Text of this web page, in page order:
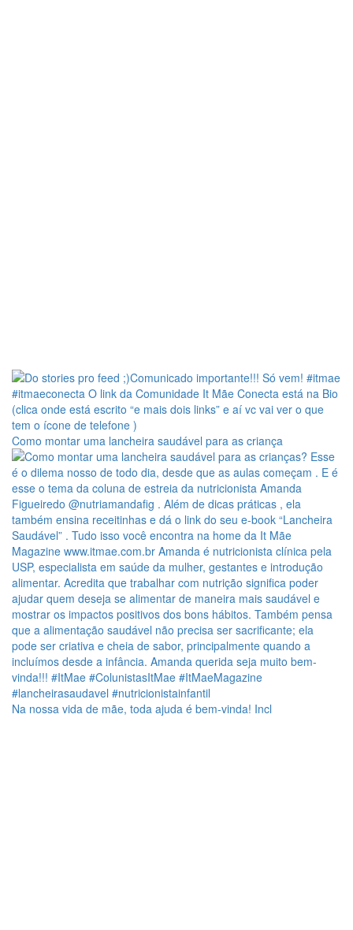
Como montar uma lancheira saudável para as criança
Na nossa vida de mãe, toda ajuda é bem-vinda! Incl